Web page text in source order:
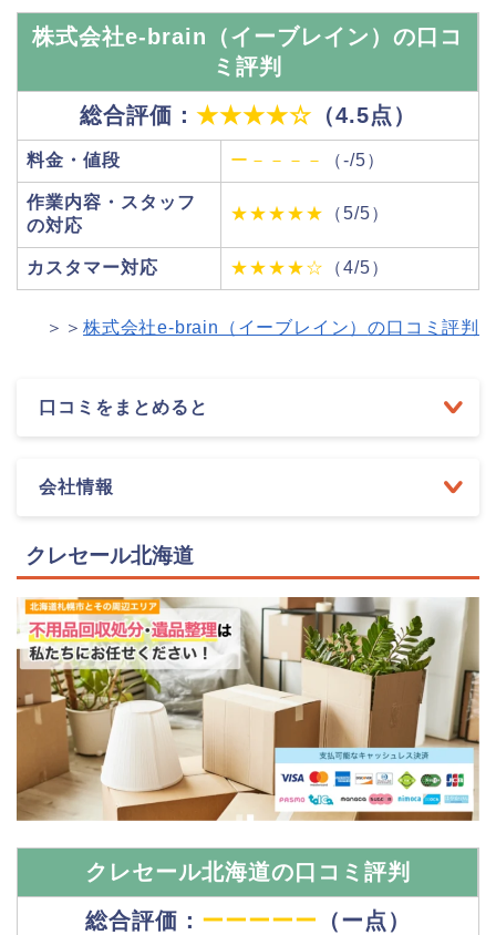
株式会社e-brain（イーブレイン）の口コ
ミ評判
総合評価： ★★★★☆ （4.5点）
料金・値段 ー－－－－ （-/5）
作業内容・スタッフ
の対応
★★★★★ （5/5）
カスタマー対応 ★★★★☆ （4/5）
＞＞ 株式会社e-brain（イーブレイン）の口コミ評判
口コミをまとめると
会社情報
クレセール北海道
クレセール北海道の口コミ評判
総合評価： ーーーーー （ー点）